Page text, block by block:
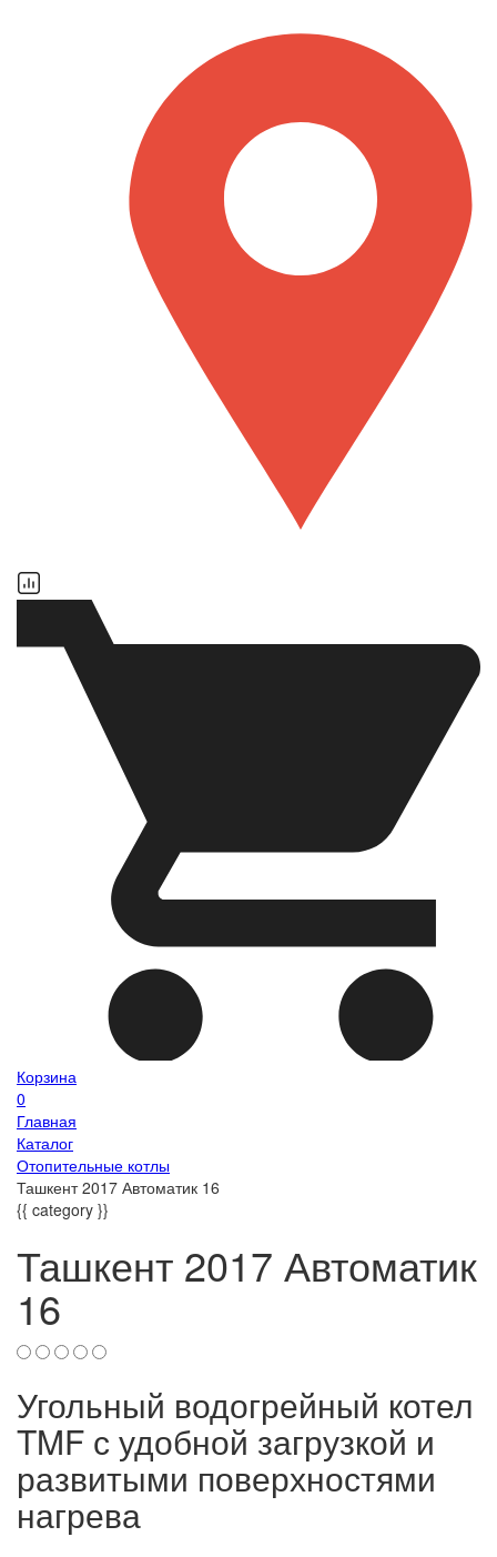
Корзина
0
Главная
Каталог
Отопительные котлы
Ташкент 2017 Автоматик 16
{{ category }}
Ташкент 2017 Автоматик
16
Угольный водогрейный котел
TMF с удобной загрузкой и
развитыми поверхностями
нагрева